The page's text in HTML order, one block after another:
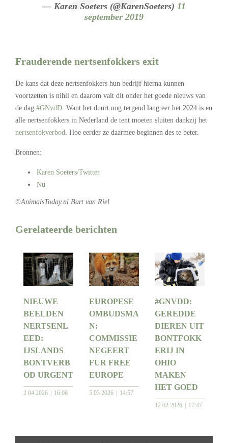
— Karen Soeters (@KarenSoeters) 11
september 2019
Frauderende nertsenfokkers exit
De kans dat deze nertsenfokkers hun bedrijf hierna kunnen
voortzetten is nihil en daarom valt dit onder het goede nieuws van
de dag #GNvdD . Want het duurt nog tergend lang eer het 2024 is en
alle nertsenfokkers in Nederland de tent moeten sluiten dankzij het
nertsenfokverbod . Hoe eerder ze daarmee beginnen des te beter.
Bronnen:
Karen Soeters/Twitter
Nu
©AnimalsToday.nl Bart van Riel
Gerelateerde berichten
NIEUWE
BEELDEN
NERTSENL
EED:
IJSLANDS
BONTVERB
OD URGENT
2 04 2026 16:06
EUROPESE
OMBUDSMA
N:
COMMISSIE
NEGEERT
FUR FREE
EUROPE
5 03 2026 14:57
#GNVDD:
GEREDDE
DIEREN UIT
BONTFOKK
ERIJ IN
OHIO
MAKEN
HET GOED
12 02 2026 17:47